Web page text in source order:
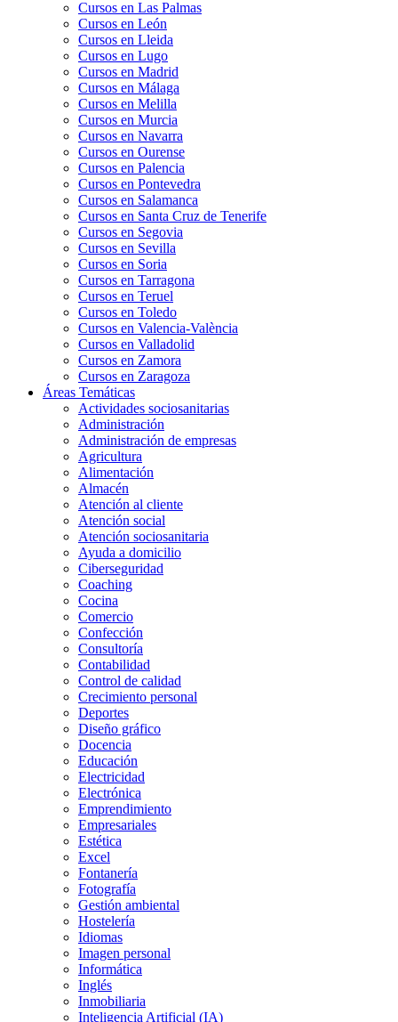
Cursos en Las Palmas
Cursos en León
Cursos en Lleida
Cursos en Lugo
Cursos en Madrid
Cursos en Málaga
Cursos en Melilla
Cursos en Murcia
Cursos en Navarra
Cursos en Ourense
Cursos en Palencia
Cursos en Pontevedra
Cursos en Salamanca
Cursos en Santa Cruz de Tenerife
Cursos en Segovia
Cursos en Sevilla
Cursos en Soria
Cursos en Tarragona
Cursos en Teruel
Cursos en Toledo
Cursos en Valencia-València
Cursos en Valladolid
Cursos en Zamora
Cursos en Zaragoza
Áreas Temáticas
Actividades sociosanitarias
Administración
Administración de empresas
Agricultura
Alimentación
Almacén
Atención al cliente
Atención social
Atención sociosanitaria
Ayuda a domicilio
Ciberseguridad
Coaching
Cocina
Comercio
Confección
Consultoría
Contabilidad
Control de calidad
Crecimiento personal
Deportes
Diseño gráfico
Docencia
Educación
Electricidad
Electrónica
Emprendimiento
Empresariales
Estética
Excel
Fontanería
Fotografía
Gestión ambiental
Hostelería
Idiomas
Imagen personal
Informática
Inglés
Inmobiliaria
Inteligencia Artificial (IA)